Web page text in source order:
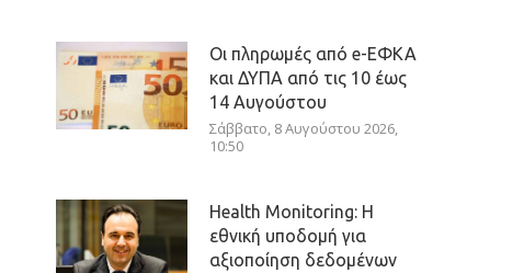
Οι πληρωμές από e-ΕΦΚΑ
και ΔΥΠΑ από τις 10 έως
14 Αυγούστου
Σάββατο, 8 Αυγούστου 2026,
10:50
Health Monitoring: Η
εθνική υποδομή για
αξιοποίηση δεδομένων